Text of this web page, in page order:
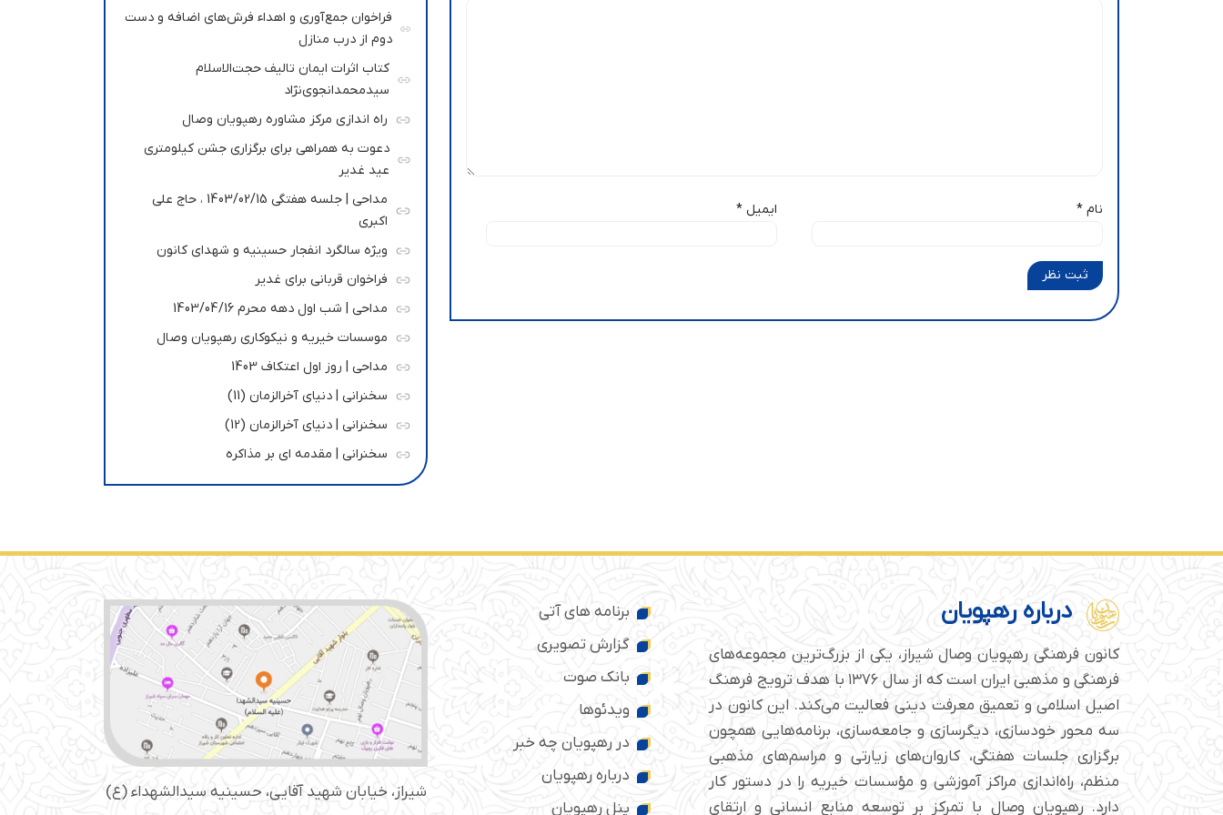
نام * ایمیل *
ثبت نظر
فراخوان جمع‌آوری و اهداء فرش‌های اضافه و دست
دوم از درب منازل
کتاب اثرات ایمان تالیف حجت‌الاسلام
سیدمحمدانجوی‌نژاد
راه اندازی مرکز مشاوره رهپویان وصال
دعوت به همراهی برای برگزاری جشن کیلومتری
عید غدیر
مداحی | جلسه هفتگی 1403/02/15 ، حاج علی
اکبری
ویژه سالگرد انفجار حسینیه و شهدای کانون
فراخوان قربانی برای غدیر
مداحی | شب اول دهه محرم 1403/04/16
موسسات خیریه و نیکوکاری رهپویان وصال
مداحی | روز اول اعتکاف 1403
سخنرانی | دنیای آخرالزمان (11)
سخنرانی | دنیای آخرالزمان (12)
سخنرانی | مقدمه ای بر مذاکره
درباره رهپویان
کانون فرهنگی رهپویان وصال شیراز، یکی از بزرگ‌ترین مجموعه‌های
فرهنگی و مذهبی ایران است که از سال ۱۳۷۶ با هدف ترویج فرهنگ
اصیل اسلامی و تعمیق معرفت دینی فعالیت می‌کند. این کانون در
سه محور خودسازی، دیگرسازی و جامعه‌سازی، برنامه‌هایی همچون
برگزاری جلسات هفتگی، کاروان‌های زیارتی و مراسم‌های مذهبی
منظم، راه‌اندازی مراکز آموزشی و مؤسسات خیریه را در دستور کار
دارد. رهپویان وصال با تمرکز بر توسعه منابع انسانی و ارتقای
برنامه های آتی
گزارش تصویری
بانک صوت
ویدئوها
در رهپویان چه خبر
درباره رهپویان
پنل رهپویان
شیراز، خیابان شهید آقایی، حسینیه سید‌الشهداء (ع)